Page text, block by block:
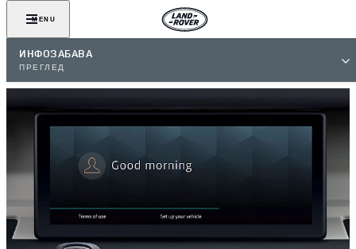
MENU
ИНФОЗАБАВА
ПРЕГЛЕД